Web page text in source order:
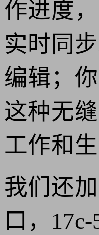
作进度
实时同
编辑；
这种无
工作和生
我们还
口，